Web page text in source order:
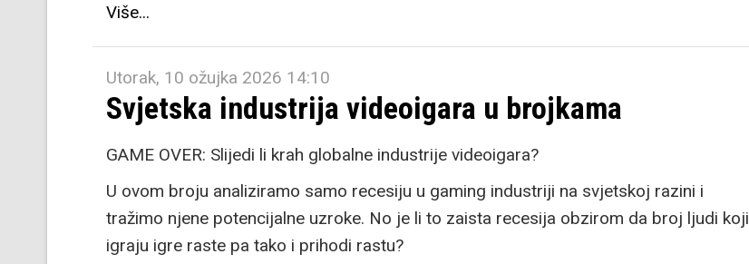
Više...
Utorak, 10 ožujka 2026 14:10
Svjetska industrija videoigara u brojkama
GAME OVER: Slijedi li krah globalne industrije videoigara?
U ovom broju analiziramo samo recesiju u gaming industriji na svjetskoj razini i
tražimo njene potencijalne uzroke. No je li to zaista recesija obzirom da broj ljudi koji
igraju igre raste pa tako i prihodi rastu?